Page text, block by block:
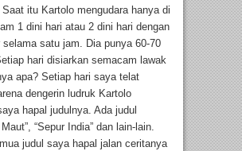
itu Kartolo mengudara hanya di
1 dini hari atau 2 dini hari dengan
selama satu jam. Dia punya 60-70
hari disiarkan semacam lawak
apa? Setiap hari saya telat
dengerin ludruk Kartolo
hapal judulnya. Ada judul
“Sepur India” dan lain-lain.
judul saya hapal jalan ceritanya